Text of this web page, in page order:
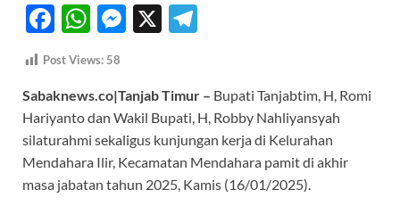
F
ac
e
b
o
o
k
W
at
s
A
p
p
M
n
g
er
X
gr
a
m
Post Views: 58
Sabaknews.co|Tanjab Timur – Bupati Tanjabtim, H, Romi
Hariyanto dan Wakil Bupati, H, Robby Nahliyansyah
silaturahmi sekaligus kunjungan kerja di Kelurahan
Mendahara Ilir, Kecamatan Mendahara pamit di akhir
masa jabatan tahun 2025, Kamis (16/01/2025).